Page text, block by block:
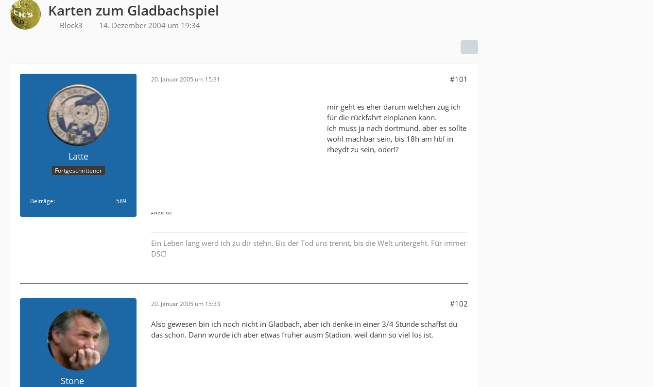
Karten zum Gladbachspiel
Block3 14. Dezember 2004 um 19:34
Latte
Fortgeschrittener
Beiträge 589
20. Januar 2005 um 15:31 #101
mir geht es eher darum welchen zug ich
für die rückfahrt einplanen kann.
ich muss ja nach dortmund. aber es sollte
wohl machbar sein, bis 18h am hbf in
rheydt zu sein, oder!?
Ein Leben lang werd ich zu dir stehn. Bis der Tod uns trennt, bis die Welt untergeht. Für immer
DSC!
Stone
20. Januar 2005 um 15:33 #102
Also gewesen bin ich noch nicht in Gladbach, aber ich denke in einer 3/4 Stunde schaffst du
das schon. Dann würde ich aber etwas früher ausm Stadion, weil dann so viel los ist.